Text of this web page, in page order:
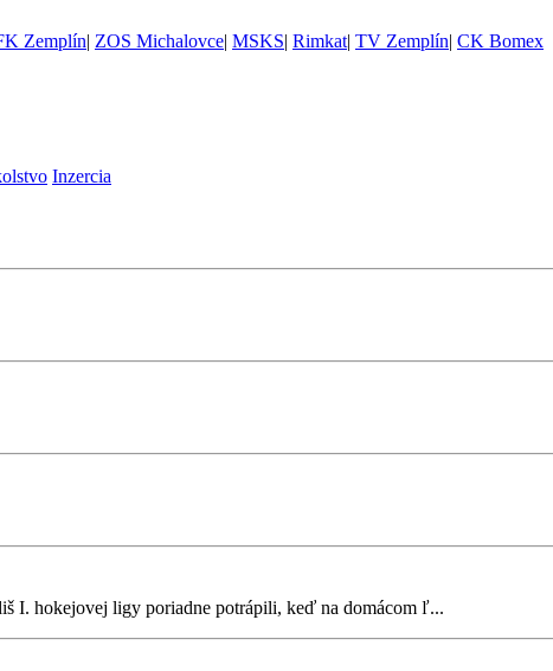
Zemplín| ZOS Michalovce| MSKS| Rimkat| TV Zemplín| CK Bomex
Inzercia
I. hokejovej ligy poriadne potrápili, keď na domácom ľ...